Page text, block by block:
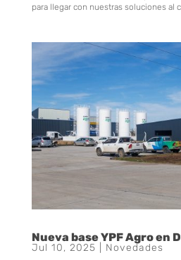
para llegar con nuestras soluciones al
Nueva base YPF Agro en
Jul 10, 2025 Novedades